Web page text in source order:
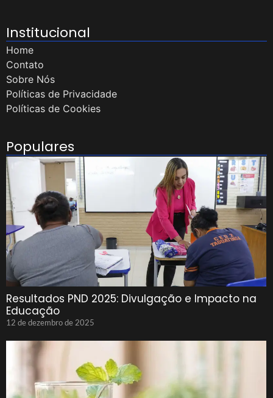
Institucional
Home
Contato
Sobre Nós
Políticas de Privacidade
Políticas de Cookies
Populares
Resultados PND 2025: Divulgação e Impacto na
Educação
12 de dezembro de 2025